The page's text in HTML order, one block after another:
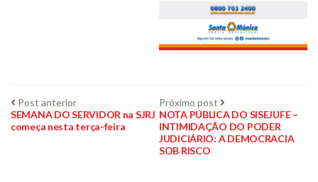
Navegação
de
Post anteriorPost
anterior:
SEMANA DO SERVIDOR na SJRJ
começa nesta terça-feira
Próximo post Próximo
post:
NOTA PÚBLICA DO SISEJUFE –
INTIMIDAÇÃO DO PODER
JUDICIÁRIO: A DEMOCRACIA
SOB RISCO